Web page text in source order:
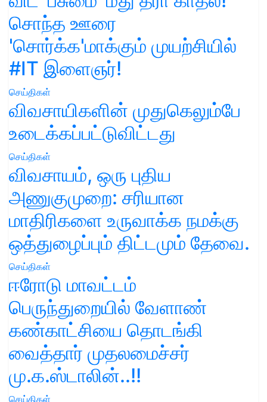
சொந்த ஊரை
'சொர்க்க'மாக்கும் முயற்சியில்
#IT இளைஞர்!
செய்திகள்
விவசாயிகளின் முதுகெலும்பே
உடைக்கப்பட்டுவிட்டது
செய்திகள்
விவசாயம், ஒரு புதிய
அணுகுமுறை: சரியான
மாதிரிகளை உருவாக்க நமக்கு
ஒத்துழைப்பும் திட்டமும் தேவை.
செய்திகள்
ஈரோடு மாவட்டம்
பெருந்துறையில் வேளாண்
கண்காட்சியை தொடங்கி
வைத்தார் முதலமைச்சர்
மு.க.ஸ்டாலின்..!!
செய்திகள்